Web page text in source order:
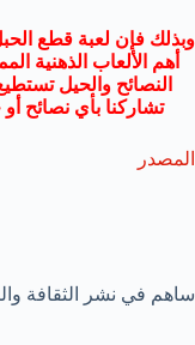
وبذلك فإن لعبة قطع
أهم الألعاب الذهنية
النصائح والحيل
تشاركنا بأي نصائح
المصدر
ساهم في نشر الثقافة